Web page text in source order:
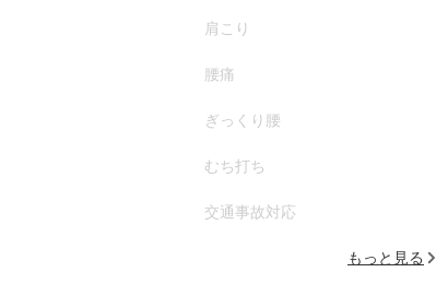
肩こり
腰痛
ぎっくり腰
むち打ち
交通事故対応
もっと見る